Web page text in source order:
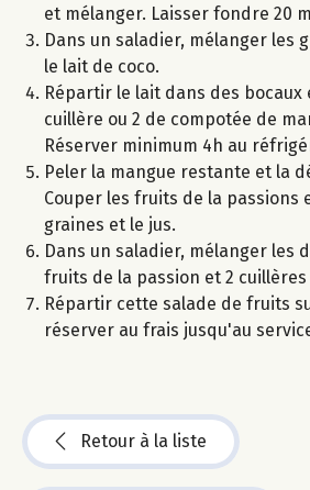
et mélanger. Laisser fondre 20
Dans un saladier, mélanger les
le lait de coco.
Répartir le lait dans des bocaux
cuillère ou 2 de compotée de
Réserver minimum 4h au
Peler la mangue restante et la
Couper les fruits de la passions
graines et le jus.
Dans un saladier, mélanger les
fruits de la passion et 2 cuillères
Répartir cette salade de fruits
réserver au frais jusqu'au
Retour à la liste